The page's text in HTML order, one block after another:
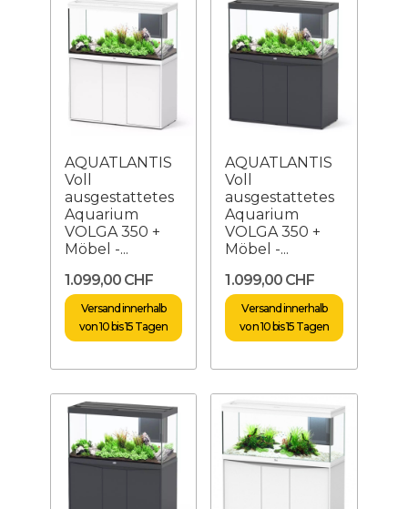
AQUATLANTIS
Voll
ausgestattetes
Aquarium
VOLGA 350 +
Möbel -...
1.099,00 CHF
Versand innerhalb
von 10 bis 15 Tagen
AQUATLANTIS
Voll
ausgestattetes
Aquarium
VOLGA 350 +
Möbel -...
1.099,00 CHF
Versand innerhalb
von 10 bis 15 Tagen